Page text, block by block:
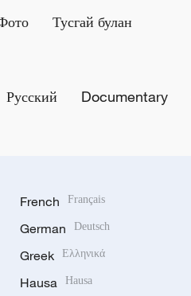
Тусгай булан
Русский Documentary
French Français
German Deutsch
Greek Ελληνικά
Hausa Hausa